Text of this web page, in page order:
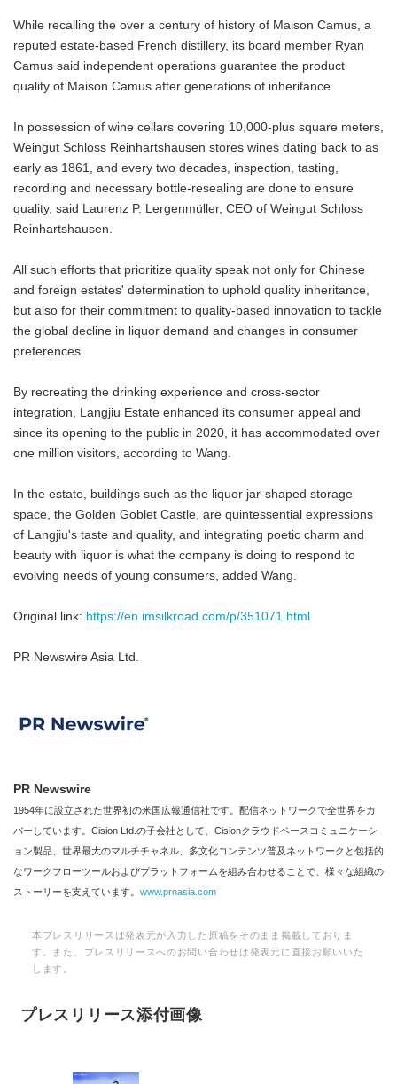
While recalling the over a century of history of Maison Camus, a
reputed estate-based French distillery, its board member Ryan
Camus said independent operations guarantee the product
quality of Maison Camus after generations of inheritance.
In possession of wine cellars covering 10,000-plus square meters,
Weingut Schloss Reinhartshausen stores wines dating back to as
early as 1861, and every two decades, inspection, tasting,
recording and necessary bottle-resealing are done to ensure
quality, said Laurenz P. Lergenmüller, CEO of Weingut Schloss
Reinhartshausen.
All such efforts that prioritize quality speak not only for Chinese
and foreign estates' determination to uphold quality inheritance,
but also for their commitment to quality-based innovation to tackle
the global decline in liquor demand and changes in consumer
preferences.
By recreating the drinking experience and cross-sector
integration, Langjiu Estate enhanced its consumer appeal and
since its opening to the public in 2020, it has accommodated over
one million visitors, according to Wang.
In the estate, buildings such as the liquor jar-shaped storage
space, the Golden Goblet Castle, are quintessential expressions
of Langjiu's taste and quality, and integrating poetic charm and
beauty with liquor is what the company is doing to respond to
evolving needs of young consumers, added Wang.
Original link: https://en.imsilkroad.com/p/351071.html
PR Newswire Asia Ltd.
PR Newswire
1954年に設立された世界初の米国広報通信社です。配信ネットワークで全世界をカ
バーしています。Cision Ltd.の子会社として、Cisionクラウドベースコミュニケーシ
ョン製品、世界最大のマルチチャネル、多文化コンテンツ普及ネットワークと包括的
なワークフローツールおよびプラットフォームを組み合わせることで、様々な組織の
ストーリーを支えています。 www.prnasia.com
本プレスリリースは発表元が入力した原稿をそのまま掲載しておりま
す。また、プレスリリースへのお問い合わせは発表元に直接お願いいた
します。
プレスリリース添付画像